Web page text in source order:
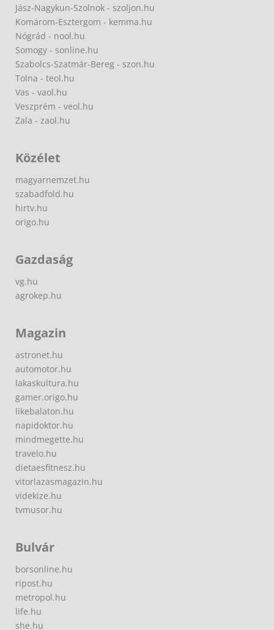
Jász-Nagykun-Szolnok - szoljon.hu
Komárom-Esztergom - kemma.hu
Nógrád - nool.hu
Somogy - sonline.hu
Szabolcs-Szatmár-Bereg - szon.hu
Tolna - teol.hu
Vas - vaol.hu
Veszprém - veol.hu
Zala - zaol.hu
Közélet
magyarnemzet.hu
szabadfold.hu
hirtv.hu
origo.hu
Gazdaság
vg.hu
agrokep.hu
Magazin
astronet.hu
automotor.hu
lakaskultura.hu
gamer.origo.hu
likebalaton.hu
napidoktor.hu
mindmegette.hu
travelo.hu
dietaesfitnesz.hu
vitorlazasmagazin.hu
videkize.hu
tvmusor.hu
Bulvár
borsonline.hu
ripost.hu
metropol.hu
life.hu
she.hu